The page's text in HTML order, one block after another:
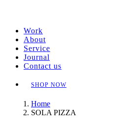
Work
About
Service
Journal
Contact us
SHOP NOW
Home
SOLA PIZZA